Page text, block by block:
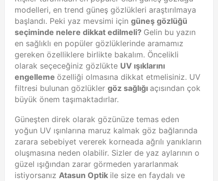
modelleri, en trend güneş gözlükleri araştırılmaya
başlandı. Peki yaz mevsimi için güneş gözlüğü
seçiminde nelere dikkat edilmeli? Gelin bu yazın
en sağlıklı en popüler gözlüklerinde aramamız
gereken özelliklere birlikte bakalım. Öncelikli
olarak seçeceğiniz gözlükte UV ışıklarını
engelleme özelliği olmasına dikkat etmelisiniz. UV
filtresi bulunan gözlükler göz sağlığı açısından çok
büyük önem taşımaktadırlar.
Güneşten direk olarak gözünüze temas eden
yoğun UV ışınlarına maruz kalmak göz bağlarında
zarara sebebiyet vererek korneada ağrılı yanıkların
oluşmasına neden olabilir. Sizler de yaz aylarının o
güzel ışığından zarar görmeden yararlanmak
istiyorsanız Atasun Optik ile size en faydalı ve